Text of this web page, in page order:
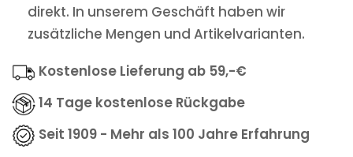
direkt. In unserem Geschäft haben wir
zusätzliche Mengen und Artikelvarianten.
Kostenlose Lieferung ab 59,-€
14 Tage kostenlose Rückgabe
Seit 1909 - Mehr als 100 Jahre Erfahrung